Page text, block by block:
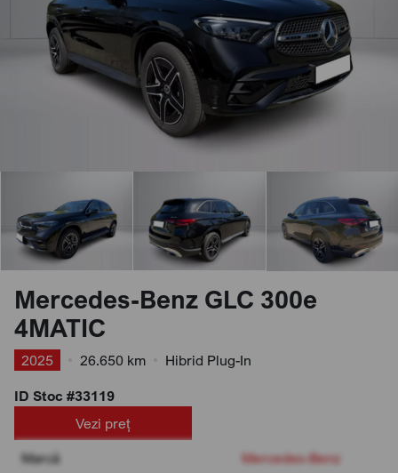
Mercedes-Benz GLC 300e
4MATIC
2025 26.650 km
Hibrid Plug-In
ID Stoc #33119
Vezi preț
Marcă
Mercedes-Benz